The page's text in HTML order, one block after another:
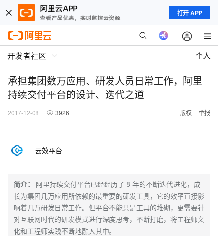
打开 APP
开发者社区 个人
承担集团数万应用、研发人员日常工作，阿里
持续交付平台的设计、迭代之道
2017-12-08 3926 版权 举报
云效平台
简介：
阿里持续交付平台已经经历了 8 年的不断迭代进化，成
长为集团几万应用所依赖的最重要的研发工具，它的效率直接影
响着几万研发日常工作。但平台不能只是工具的堆砌，更需要针
对互联网时代的研发模式进行深度思考，不断打磨，将工程师文
化和工程师实践不断地融入其中。